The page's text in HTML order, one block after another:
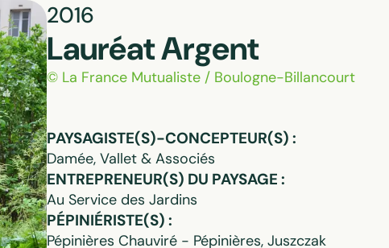
2016
Lauréat Argent
© La France Mutualiste / Boulogne-Billancourt
PAYSAGISTE(S)-CONCEPTEUR(S) :
Damée, Vallet & Associés
ENTREPRENEUR(S) DU PAYSAGE :
Au Service des Jardins
PÉPINIÉRISTE(S) :
Pépinières Chauviré - Pépinières, Juszczak